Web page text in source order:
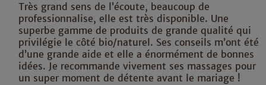
Très grand sens de l’écoute, beaucoup de
professionnalise, elle est très disponible. Une
superbe gamme de produits de grande qualité qui
privilégie le côté bio/naturel. Ses conseils m’ont été
d’une grande aide et elle a énormément de bonnes
idées. Je recommande vivement ses massages pour
un super moment de détente avant le mariage !